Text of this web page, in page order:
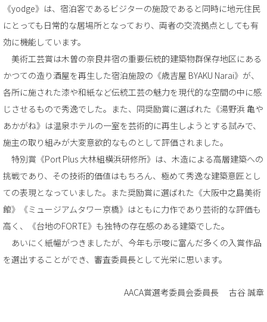
《yodge》は、宿泊客であるビジターの施設であると同時に地元住民
にとっても日常的な居場所となっており、両者の交流拠点としても有
効に機能しています。
美術工芸賞は木曽の奈良井宿の重要伝統的建築物群保存地区にある
かつての造り酒屋を再生した宿泊施設の《歳吉屋 BYAKU Narai》が、
各所に施された漆や和紙など伝統工芸の魅力を現代的な空間の中に感
じさせるもので秀逸でした。また、同奨励賞に選ばれた《湯野浜 亀や
あかがね》は温泉ホテルの一室を芸術的に再生しようとする試みで、
施主の取り組みが大変意欲的なものとして評価されました。
特別賞《Port Plus 大林組横浜研修所》は、木造による高層建築への
挑戦であり、その技術的価値はもちろん、極めて秀逸な建築意匠とし
ての表現となっていました。また奨励賞に選ばれた《大阪中之島美術
館》《ミュージアムタワー京橋》はともに力作であり芸術的な評価も
高く、《台地のFORTE》も独特の存在感のある建築でした。
あいにく紙幅がつきましたが、今年も示唆に富んだ多くの入賞作品
を選出することができ、審査委員長として光栄に思います。
AACA賞選考委員会委員長 古谷 誠章